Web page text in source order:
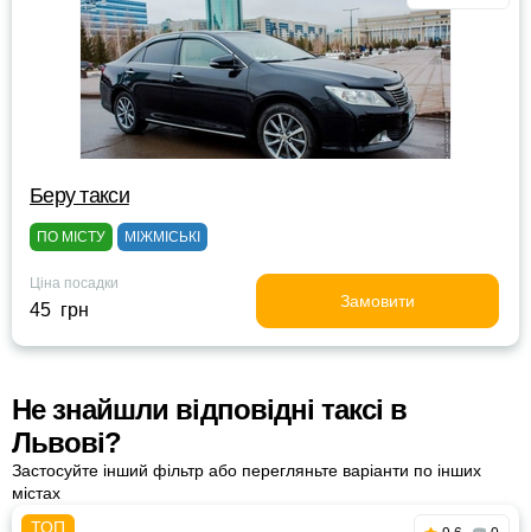
Беру такси
ПО МІСТУ МІЖМІСЬКІ
Ціна посадки
45 грн Замовити
Не знайшли відповідні таксі в
Львові?
Застосуйте інший фільтр або перегляньте варіанти по інших
містах